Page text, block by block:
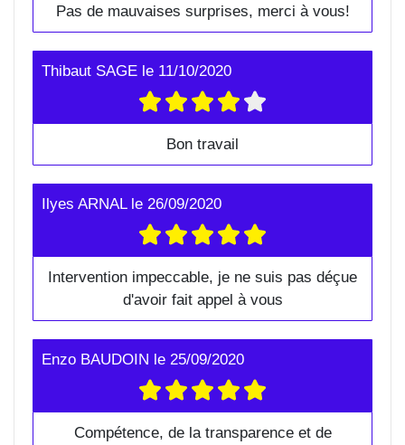
Pas de mauvaises surprises, merci à vous!
Thibaut SAGE le 11/10/2020
Bon travail
Ilyes ARNALle 26/09/2020
Intervention impeccable, je ne suis pas déçue
d'avoir fait appel à vous
Enzo BAUDOIN le 25/09/2020
Compétence, de la transparence et de